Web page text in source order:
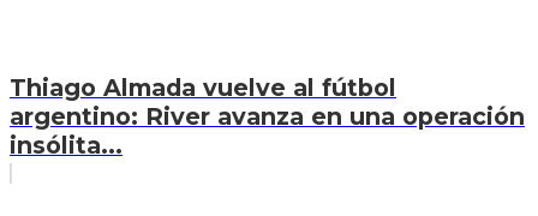
Thiago Almada vuelve al fútbol
argentino: River avanza en una operación
insólita...